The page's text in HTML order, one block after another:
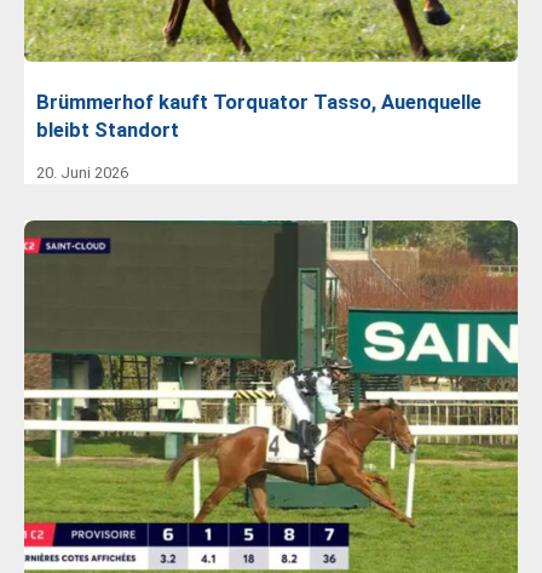
Brümmerhof kauft Torquator Tasso, Auenquelle
bleibt Standort
20. Juni 2026